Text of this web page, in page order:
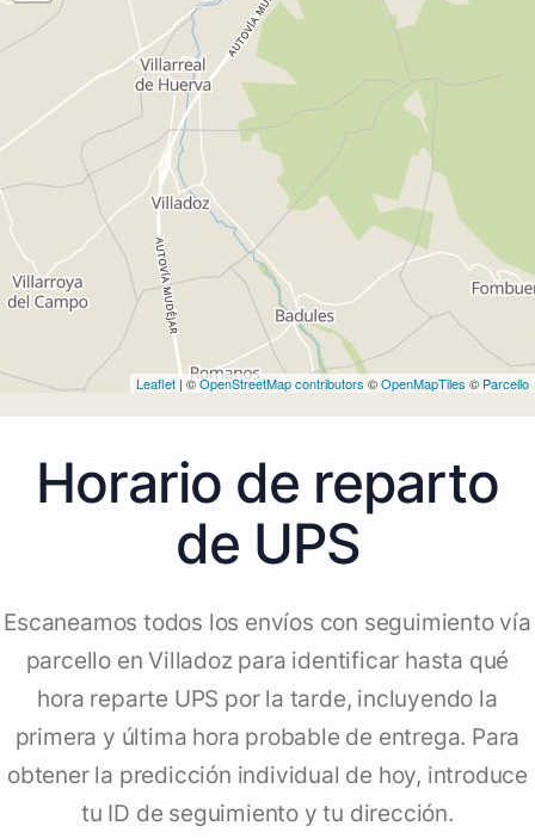
Leaflet | ©OpenStreetMap contributors ©OpenMapTiles © Parcello
Horario de reparto
de UPS
Escaneamos todos los envíos con seguimiento vía
parcello en Villadoz para identificar hasta qué
hora reparte UPS por la tarde, incluyendo la
primera y última hora probable de entrega. Para
obtener la predicción individual de hoy, introduce
tu ID de seguimiento y tu dirección.